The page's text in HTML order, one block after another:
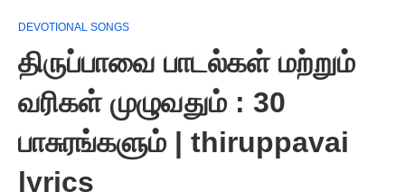
DEVOTIONAL SONGS
திருப்பாவை பாடல்கள் மற்றும்
வரிகள் முழுவதும் : 30
பாசுரங்களும் | thiruppavai
lyrics